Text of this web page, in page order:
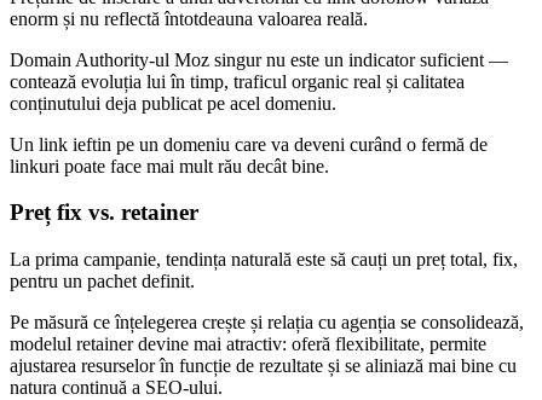
enorm și nu reflectă întotdeauna valoarea reală.
Domain Authority-ul Moz singur nu este un indicator suficient —
contează evoluția lui în timp, traficul organic real și calitatea
conținutului deja publicat pe acel domeniu.
Un link ieftin pe un domeniu care va deveni curând o fermă de
linkuri poate face mai mult rău decât bine.
Preț fix vs. retainer
La prima campanie, tendința naturală este să cauți un preț total, fix,
pentru un pachet definit.
Pe măsură ce înțelegerea crește și relația cu agenția se consolidează,
modelul retainer devine mai atractiv: oferă flexibilitate, permite
ajustarea resurselor în funcție de rezultate și se aliniază mai bine cu
natura continuă a SEO-ului.